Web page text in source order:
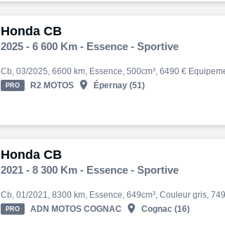
Honda CB
2025 - 6 600 Km - Essence - Sportive
PRO R2 MOTOS  Épernay (51)
Honda CB
2021 - 8 300 Km - Essence - Sportive
PRO ADN MOTOS COGNAC  Cognac (16)